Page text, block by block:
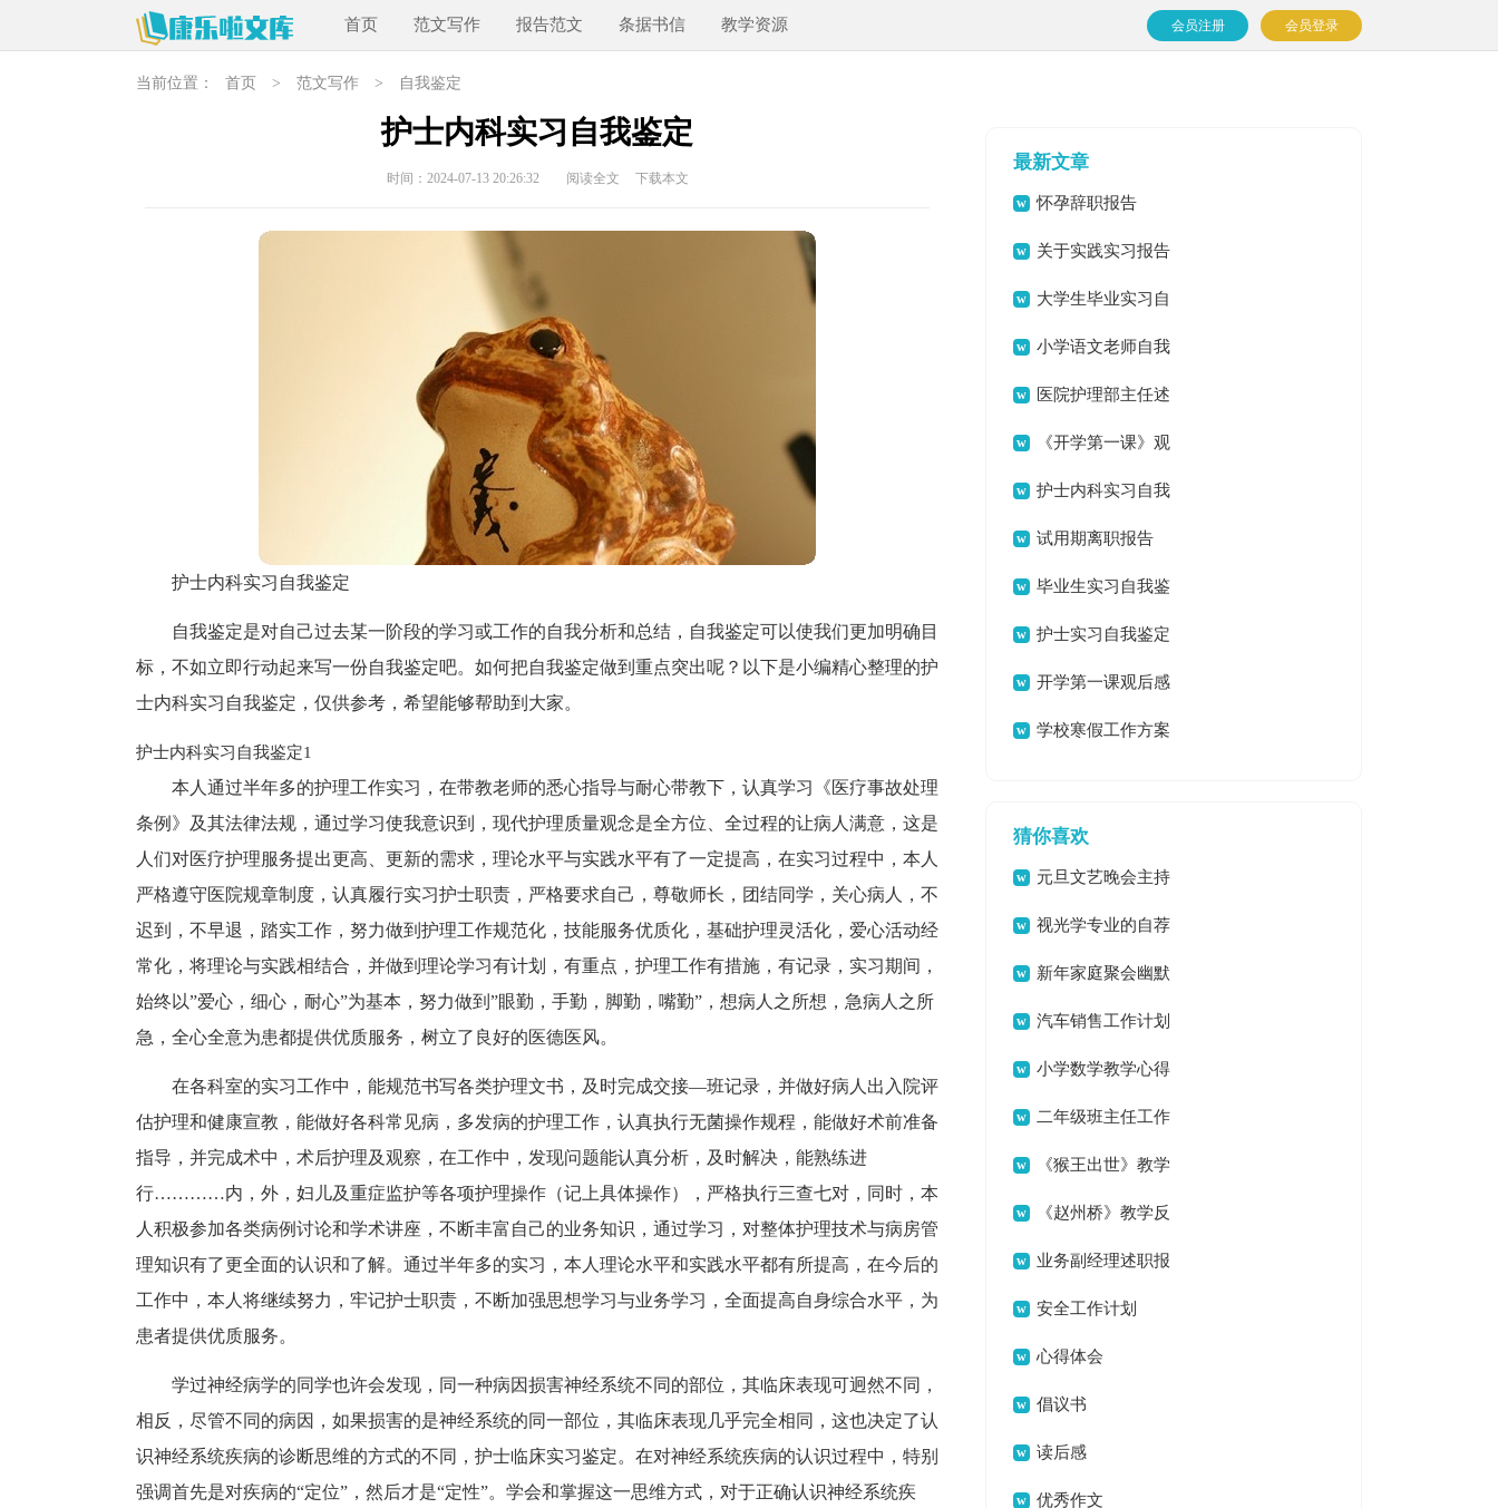
首页 范文写作 报告范文 条据书信 教学资源 会员登录
会员注册
当前位置： 首页 > 范文写作 > 自我鉴定
护士内科实习自我鉴定
时间：2024-07-13 20:26:32 阅读全文 下载本文
护士内科实习自我鉴定
自我鉴定是对自己过去某一阶段的学习或工作的自我分析和总结，自我鉴定可以使我们更加明确目
标，不如立即行动起来写一份自我鉴定吧。如何把自我鉴定做到重点突出呢？以下是小编精心整理的护
士内科实习自我鉴定，仅供参考，希望能够帮助到大家。
护士内科实习自我鉴定1
本人通过半年多的护理工作实习，在带教老师的悉心指导与耐心带教下，认真学习《医疗事故处理
条例》及其法律法规，通过学习使我意识到，现代护理质量观念是全方位、全过程的让病人满意，这是
人们对医疗护理服务提出更高、更新的需求，理论水平与实践水平有了一定提高，在实习过程中，本人
严格遵守医院规章制度，认真履行实习护士职责，严格要求自己，尊敬师长，团结同学，关心病人，不
迟到，不早退，踏实工作，努力做到护理工作规范化，技能服务优质化，基础护理灵活化，爱心活动经
常化，将理论与实践相结合，并做到理论学习有计划，有重点，护理工作有措施，有记录，实习期间，
始终以”爱心，细心，耐心”为基本，努力做到”眼勤，手勤，脚勤，嘴勤”，想病人之所想，急病人之所
急，全心全意为患都提供优质服务，树立了良好的医德医风。
在各科室的实习工作中，能规范书写各类护理文书，及时完成交接—班记录，并做好病人出入院评
估护理和健康宣教，能做好各科常见病，多发病的护理工作，认真执行无菌操作规程，能做好术前准备
指导，并完成术中，术后护理及观察，在工作中，发现问题能认真分析，及时解决，能熟练进
行…………内，外，妇儿及重症监护等各项护理操作（记上具体操作），严格执行三查七对，同时，本
人积极参加各类病例讨论和学术讲座，不断丰富自己的业务知识，通过学习，对整体护理技术与病房管
理知识有了更全面的认识和了解。通过半年多的实习，本人理论水平和实践水平都有所提高，在今后的
工作中，本人将继续努力，牢记护士职责，不断加强思想学习与业务学习，全面提高自身综合水平，为
患者提供优质服务。
学过神经病学的同学也许会发现，同一种病因损害神经系统不同的部位，其临床表现可迥然不同，
相反，尽管不同的病因，如果损害的是神经系统的同一部位，其临床表现几乎完全相同，这也决定了认
识神经系统疾病的诊断思维的方式的不同，护士临床实习鉴定。在对神经系统疾病的认识过程中，特别
强调首先是对疾病的“定位”，然后才是“定性”。学会和掌握这一思维方式，对于正确认识神经系统疾
最新文章
怀孕辞职报告
关于实践实习报告
模板汇总九篇
大学生毕业实习自
我鉴定小学语文老师自我
鉴定医院护理部主任述
职报告《开学第一课》观
后感(集锦15篇)
护士内科实习自我
鉴定试用期离职报告
毕业生实习自我鉴
定 护士实习自我鉴定
开学第一课观后感
汇编15篇
学校寒假工作方案
猜你喜欢
元旦文艺晚会主持
稿 视光学专业的自荐
信 新年家庭聚会幽默
简单祝酒词10篇
汽车销售工作计划
(15篇)小学数学教学心得
(15篇)二年级班主任工作
总结《猴王出世》教学
反思《赵州桥》教学反
思(15篇)
业务副经理述职报
告 安全工作计划
心得体会
倡议书
读后感
优秀作文